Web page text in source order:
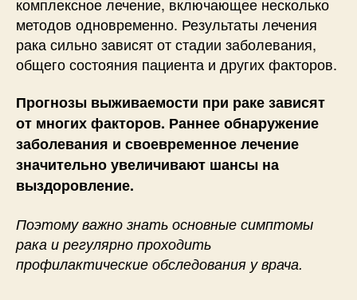
методов одновременно. Результаты лечения
рака сильно зависят от стадии заболевания,
общего состояния пациента и других факторов.
Прогнозы выживаемости при раке зависят
от многих факторов. Раннее обнаружение
заболевания и своевременное лечение
значительно увеличивают шансы на
выздоровление.
Поэтому важно знать основные симптомы
рака и регулярно проходить
профилактические обследования у врача.